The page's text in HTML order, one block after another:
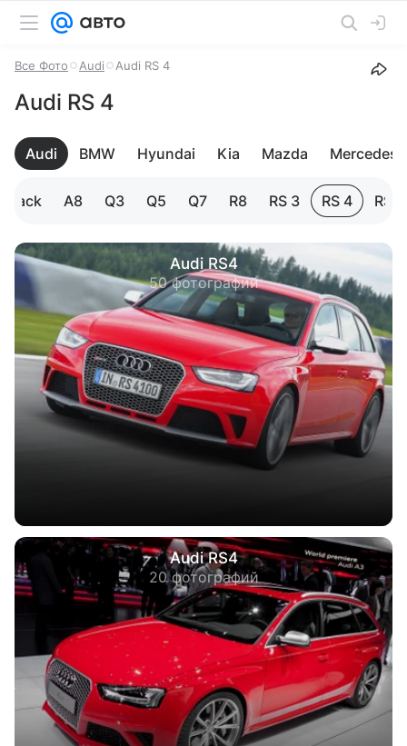
Все Фото Audi Audi RS 4
Audi RS 4
Audi BMW Hyundai Kia Mazda
A8 Q3 Q5 Q7 R8 RS 3 RS 4 RS 5
Audi RS4
50 фотографий
Audi RS4
20 фотографий